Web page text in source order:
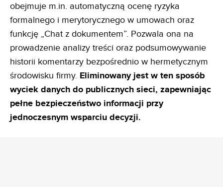
obejmuje m.in. automatyczną ocenę ryzyka
formalnego i merytorycznego w umowach oraz
funkcję „Chat z dokumentem”. Pozwala ona na
prowadzenie analizy treści oraz podsumowywanie
historii komentarzy bezpośrednio w hermetycznym
środowisku firmy. Eliminowany jest w ten sposób
wyciek danych do publicznych sieci, zapewniając
pełne bezpieczeństwo informacji przy
jednoczesnym wsparciu decyzji.